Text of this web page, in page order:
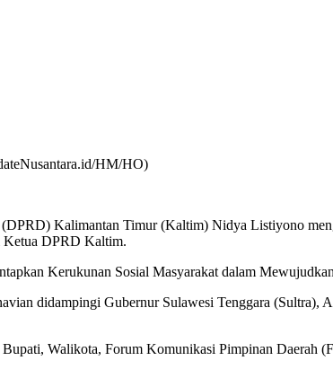
HM/HO)
Kalimantan Timur (Kaltim) Nidya Listiyono
Ketua DPRD Kaltim.
Kerukunan Sosial Masyarakat dalam
didampingi Gubernur Sulawesi Tenggara
Walikota, Forum Komunikasi Pimpinan Daerah